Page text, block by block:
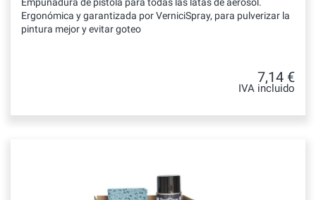
Ergonómica y garantizada por VerniciSpray, para pulverizar la
pintura mejor y evitar goteo
7,14 €
IVA incluido